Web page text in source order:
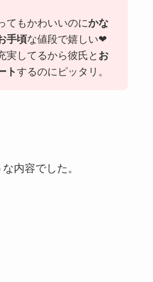
てもかわいいのにかな
手頃な値段で嬉しい❤︎
実してるから彼氏と お
トするのにピッタリ。
内容でした。